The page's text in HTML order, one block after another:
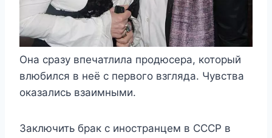
Она сразу впечатлила продюсера, который
влюбился в неё с первого взгляда. Чувства
оказались взаимными.
Заключить брак с иностранцем в СССР в